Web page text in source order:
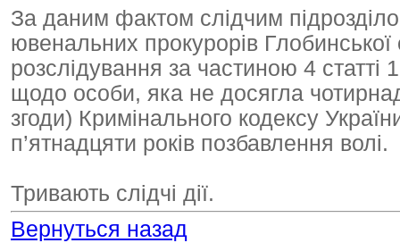
За даним фактом слідчим
ювенальних прокурорів
розслідування за частиною 4 статті
щодо особи, яка не досягла
згоди) Кримінального кодексу
п’ятнадцяти років позбавлення волі.
Тривають слідчі дії.
Вернуться назад